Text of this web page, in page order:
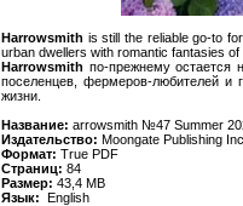
Harrowsmith is still the reliable go-to
urban dwellers with romantic fantasies
Harrowsmith по-прежнему остается
поселенцев, фермеров-любителей и
жизни.
Название: arrowsmith №47 Summer
Издательство: Moongate Publishing
Формат: True PDF
Страниц: 84
Размер: 43,4 MB
Язык: English